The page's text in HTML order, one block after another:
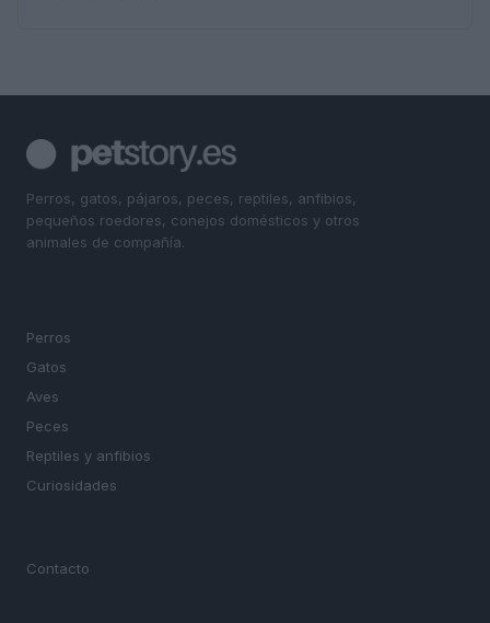
Perros, gatos, pájaros, peces, reptiles, anfibios,
pequeños roedores, conejos domésticos y otros
animales de compañía.
Perros
Gatos
Aves
Peces
Reptiles y anfibios
Curiosidades
Contacto